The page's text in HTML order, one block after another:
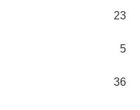
23
5
36